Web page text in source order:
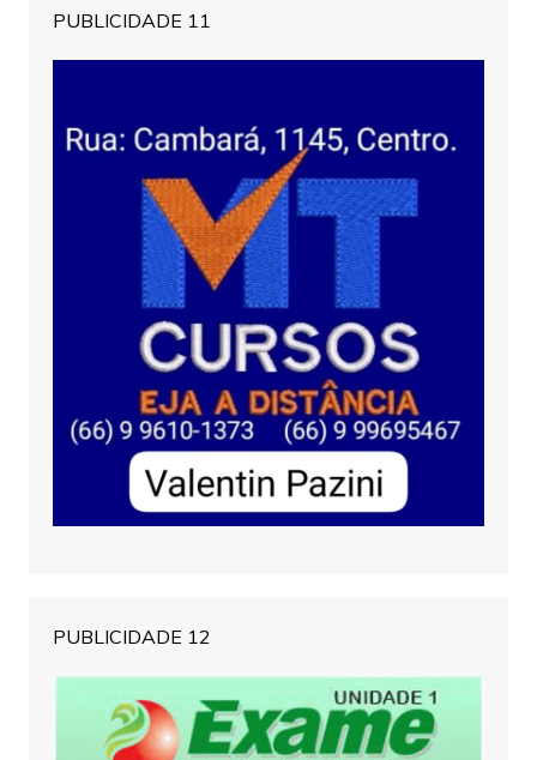
PUBLICIDADE 11
PUBLICIDADE 12